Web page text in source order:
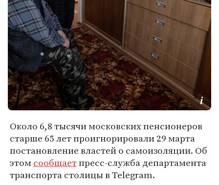
Около 6,8 тысячи московских пенсионеров
старше 65 лет проигнорировали 29 марта
постановление властей о самоизоляции. Об
этомсообщаетпресс-служба департамента
транспорта столицы в Telegram.